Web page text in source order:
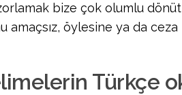
bize çok olumlu
amaçsız, öylesine ya da
Türkçe